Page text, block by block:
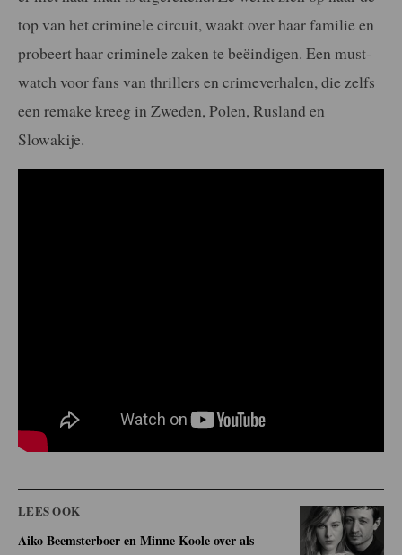
top van het criminele circuit, waakt over haar familie en
probeert haar criminele zaken te beëindigen. Een must-
watch voor fans van thrillers en crimeverhalen, die zelfs
een remake kreeg in Zweden, Polen, Rusland en
Slowakije.
LEES OOK
Aiko Beemsterboer en Minne Koole over als